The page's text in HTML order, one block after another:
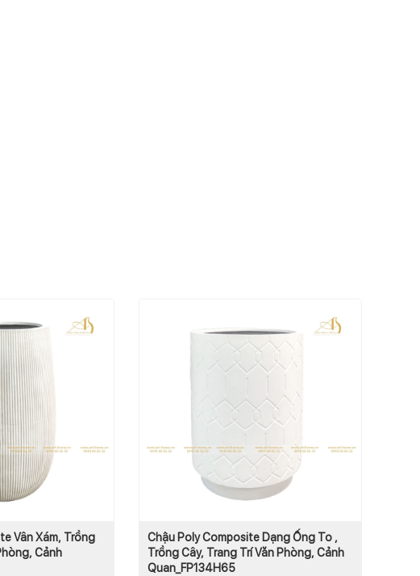
Vân Xám, Trồng
Cảnh
Chậu Poly Composite Dạng Ống To ,
Trồng Cây, Trang Trí Văn Phòng, Cảnh
Quan_FP134H65